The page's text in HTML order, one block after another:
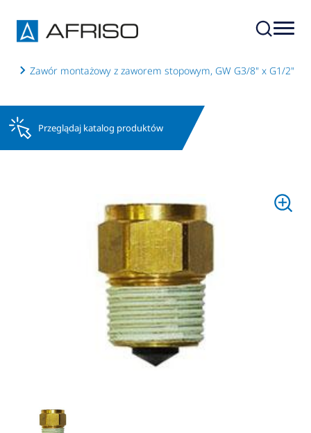
Zawór montażowy z zaworem stopowym, GW G3/8" x G1/2"
Przeglądaj katalog produktów